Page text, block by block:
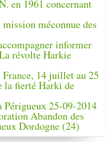
en 1961 concernant
méconnue des
informer
révolte Harkie
France, 14 juillet au 25
la fierté Harki de
Périgueux 25-09-2014
Abandon des
Dordogne (24)